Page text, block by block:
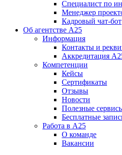
Специалист по
Менеджер
Кадровый чат-бот
Об агентстве А25
Информация
Контакты и
Аккредитация
Компетенции
Кейсы
Сертификаты
Отзывы
Новости
Полезные
Бесплатные
Работа в А25
О команде
Вакансии